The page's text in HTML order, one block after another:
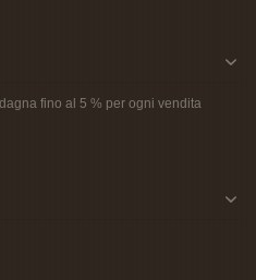
fino al 5 % per ogni vendita